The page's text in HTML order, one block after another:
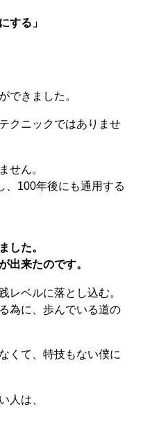
る」
できました。
クニックではありませ
せん。
、100年後にも通用する
した。
出来たのです。
レベルに落とし込む。
為に、歩んでいる道の
くて、特技もない僕に
人は、